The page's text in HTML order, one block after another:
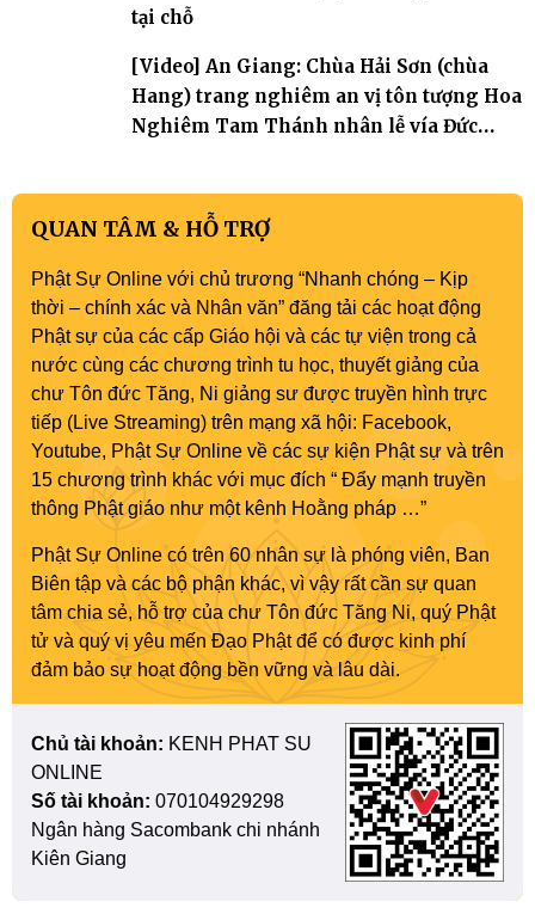
tại chỗ
[Video] An Giang: Chùa Hải Sơn (chùa
Hang) trang nghiêm an vị tôn tượng Hoa
Nghiêm Tam Thánh nhân lễ vía Đức
QUAN TÂM & HỖ TRỢ
Phật Sự Online với chủ trương “Nhanh chóng – Kịp
thời – chính xác và Nhân văn” đăng tải các hoạt động
Phật sự của các cấp Giáo hội và các tự viện trong cả
nước cùng các chương trình tu học, thuyết giảng của
chư Tôn đức Tăng, Ni giảng sư được truyền hình trực
tiếp (Live Streaming) trên mạng xã hội: Facebook,
Youtube, Phật Sự Online về các sự kiện Phật sự và trên
15 chương trình khác với mục đích “ Đẩy mạnh truyền
thông Phật giáo như một kênh Hoằng pháp …”
Phật Sự Online có trên 60 nhân sự là phóng viên, Ban
Biên tập và các bộ phận khác, vì vậy rất cần sự quan
tâm chia sẻ, hỗ trợ của chư Tôn đức Tăng Ni, quý Phật
tử và quý vị yêu mến Đạo Phật để có được kinh phí
đảm bảo sự hoạt động bền vững và lâu dài.
Chủ tài khoản: KENH PHAT SU
ONLINE
Số tài khoản: 070104929298
Ngân hàng Sacombank chi nhánh
Kiên Giang